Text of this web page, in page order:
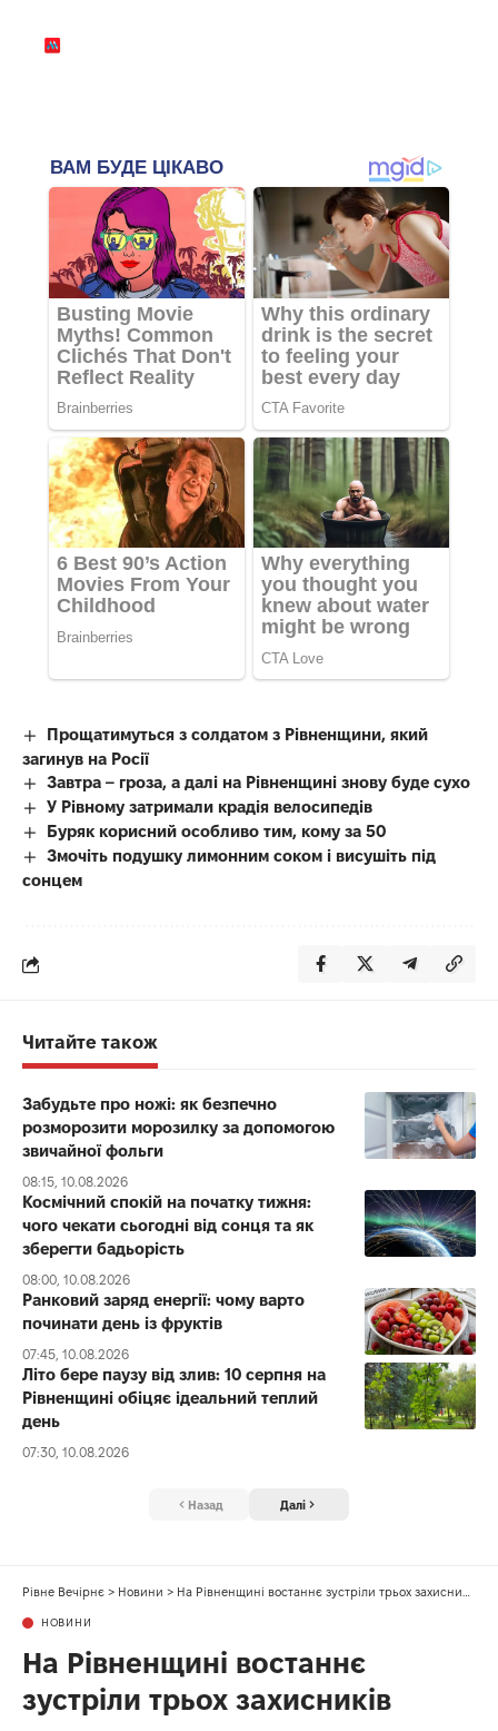
Прощатимуться з солдатом з Рівненщини, який
загинув на Росії
Завтра – гроза, а далі на Рівненщині знову буде сухо
У Рівному затримали крадія велосипедів
Буряк корисний особливо тим, кому за 50
Змочіть подушку лимонним соком і висушіть під
сонцем
Читайте також
Забудьте про ножі: як безпечно
розморозити морозилку за допомогою
звичайної фольги
08:15, 10.08.2026
Космічний спокій на початку тижня:
чого чекати сьогодні від сонця та як
зберегти бадьорість
08:00, 10.08.2026
Ранковий заряд енергії: чому варто
починати день із фруктів
07:45, 10.08.2026
Літо бере паузу від злив: 10 серпня на
Рівненщині обіцяє ідеальний теплий
день
07:30, 10.08.2026
Назад Далі
Рівне Вечірнє > Новини > На Рівненщині востаннє зустріли трьох захисників
НОВИНИ
На Рівненщині востаннє
зустріли трьох захисників